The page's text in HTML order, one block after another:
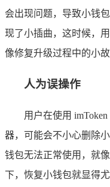
会出现问题，导致小钱
现了小插曲，这时候，
像修复升级过程中的小
人为误操作
用户在使用
器，可能会不小心删除
钱包无法正常使用，就
下，恢复小钱包就显得